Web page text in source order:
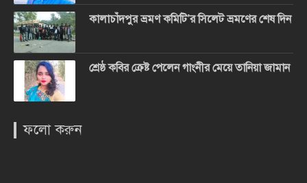
কালাচাঁদপুর ভ্রমণ কমিটি’র সিলেট ভ্রমণের শেষ দিন
শ্রেষ্ঠ কবির ক্রেষ্ট পেলেন গাংনীর মেয়ে তানিয়া জামান
ফলো করুন